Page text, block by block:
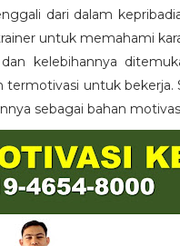
dari dalam
untuk memahami
kelebihannya
untuk bekerja.
sebagai bahan